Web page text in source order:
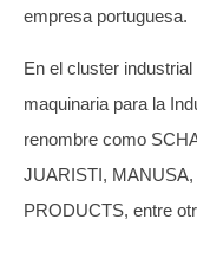
empresa portuguesa.
En el cluster
maquinaria para la
renombre como
JUARISTI,
PRODUCTS, entre